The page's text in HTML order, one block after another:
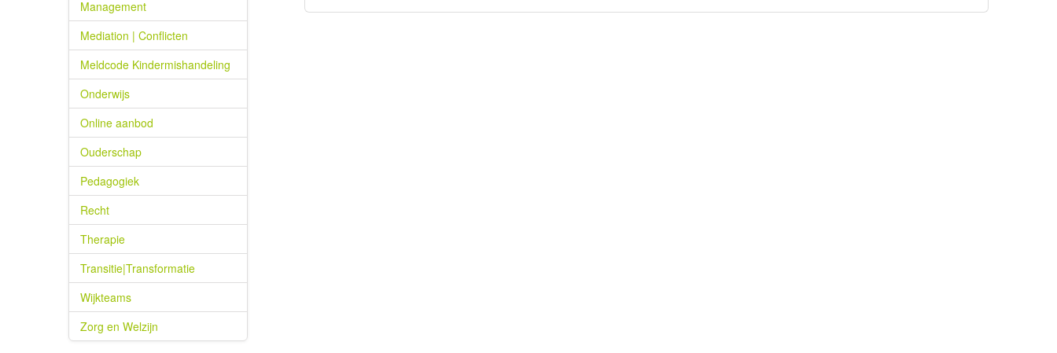
Management
Mediation | Conflicten
Meldcode Kindermishandeling
Onderwijs
Online aanbod
Ouderschap
Pedagogiek
Recht
Therapie
Transitie|Transformatie
Wijkteams
Zorg en Welzijn